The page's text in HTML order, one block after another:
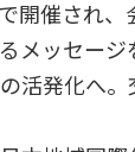
開催され、
メッセー
活発化へ